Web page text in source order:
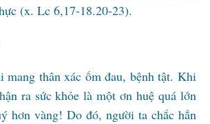
(x. Lc 6,17-18.20-23).
thân xác ốm đau, bệnh tật. Khi
ra sức khỏe là một ơn huệ quá lớn
hơn vàng! Do đó, người ta chắc hẳn